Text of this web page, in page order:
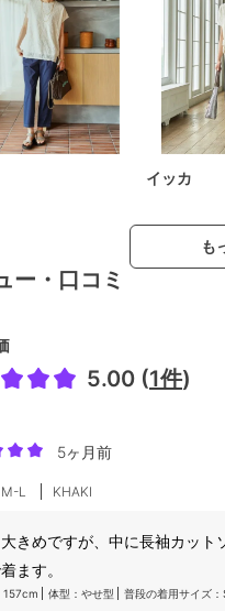
イッカ
も
ー・口コミ
5.00 (1件)
5ヶ月前
L KHAKI
きめですが、中に長袖カット
ます。
157cm 体型：やせ型 普段の着用サイズ：